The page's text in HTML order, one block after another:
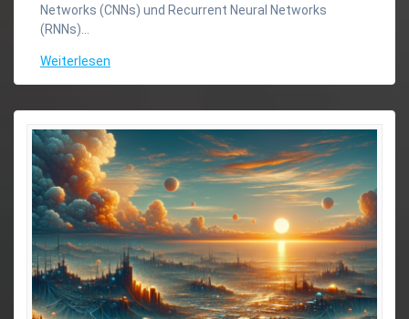
Networks (CNNs) und Recurrent Neural Networks
(RNNs)…
Weiterlesen